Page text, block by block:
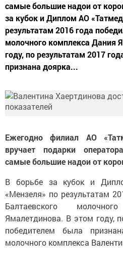
самые большие надои от
за кубок и Диплом АО
результатам 2016 года
молочного комплекса Дания
году, по результатам 2017
признана доярка...
Ежегодно филиал АО
вручает подарки
самые большие надои от
В борьбе за кубок и
«Мензеля» по результатам
Балтаевского
Ямалетдинова. В этом году,
победителем была
молочного комплекса